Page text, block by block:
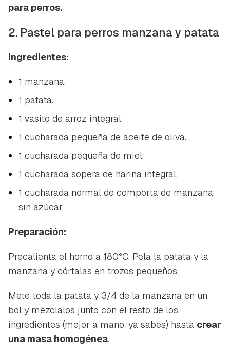
para perros.
2. Pastel para perros manzana y patata
Ingredientes:
1 manzana.
1 patata.
1 vasito de arroz integral.
1 cucharada pequeña de aceite de oliva.
1 cucharada pequeña de miel.
1 cucharada sopera de harina integral.
1 cucharada normal de comporta de manzana
sin azúcar.
Preparación:
Precalienta el horno a 180°C. Pela la patata y la
manzana y córtalas en trozos pequeños.
Mete toda la patata y 3/4 de la manzana en un
bol y mézclalos junto con el resto de los
ingredientes (mejor a mano, ya sabes) hasta crear
una masa homogénea.